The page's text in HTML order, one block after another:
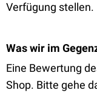
Verfügung stellen.
Was wir im
Eine Bewertung
Shop. Bitte gehe